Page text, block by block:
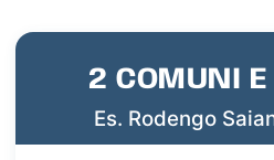
2 COMUNI E
Es. Rodengo